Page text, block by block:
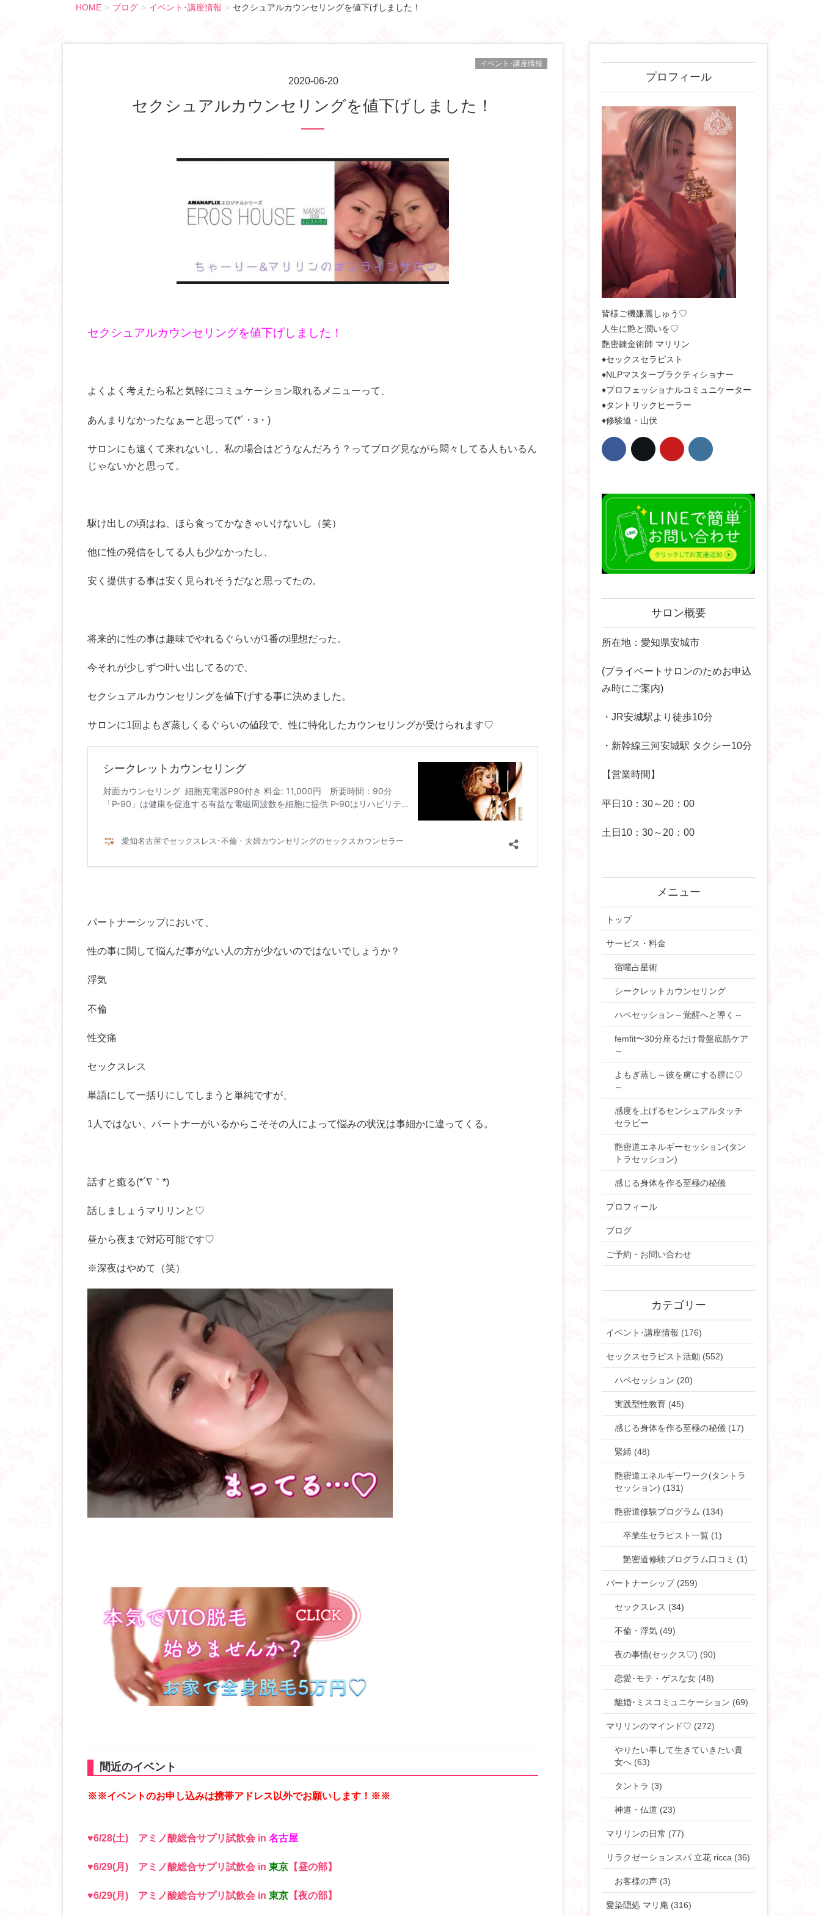
HOME ブログ イベント･講座情報 セクシュアルカウンセリングを値下げしました！
2020-06-20
イベント･講座情報
セクシュアルカウンセリングを値下げしました！
セクシュアルカウンセリングを値下げしました！
よくよく考えたら私と気軽にコミュケーション取れるメニューって、
あんまりなかったなぁーと思って(*´・з・)
サロンにも遠くて来れないし、私の場合はどうなんだろう？ってブログ見ながら悶々してる人もいるん
じゃないかと思って。
駆け出しの頃はね、ほら食ってかなきゃいけないし（笑）
他に性の発信をしてる人も少なかったし、
安く提供する事は安く見られそうだなと思ってたの。
将来的に性の事は趣味でやれるぐらいが1番の理想だった。
今それが少しずつ叶い出してるので、
セクシュアルカウンセリングを値下げする事に決めました。
サロンに1回よもぎ蒸しくるぐらいの値段で、性に特化したカウンセリングが受けられます♡
パートナーシップにおいて、
性の事に関して悩んだ事がない人の方が少ないのではないでしょうか？
浮気
不倫
性交痛
セックスレス
単語にして一括りにしてしまうと単純ですが、
1人ではない、パートナーがいるからこそその人によって悩みの状況は事細かに違ってくる。
話すと癒る(*´∇｀*)
話しましょうマリリンと♡
昼から夜まで対応可能です♡
※深夜はやめて（笑）
間近のイベント
※※イベントのお申し込みは携帯アドレス以外でお願いします！※※
♥6/28(土) アミノ酸総合サプリ試飲会 in 名古屋
♥6/29(月) アミノ酸総合サプリ試飲会 in 東京 【昼の部】
♥6/29(月) アミノ酸総合サプリ試飲会 in 東京 【夜の部】
プロフィール
皆様ご機嫌麗しゅう♡
人生に艶と潤いを♡
艶密錬金術師 マリリン
♦セックスセラピスト
♦NLPマスタープラクティショナー
♦プロフェッショナルコミュニケーター
♦タントリックヒーラー
♦修験道・山伏
サロン概要
所在地：愛知県安城市
(プライベートサロンのためお申込
み時にご案内)
・JR安城駅より徒歩10分
・新幹線三河安城駅 タクシー10分
【営業時間】
平日10：30～20：00
土日10：30～20：00
メニュー
トップ
サービス・料金
宿曜占星術
シークレットカウンセリング
ハペセッション～覚醒へと導く～
femfit〜30分座るだけ骨盤底筋ケア
～
よもぎ蒸し～彼を虜にする膣に♡
～
感度を上げるセンシュアルタッチ
セラピー
艶密道エネルギーセッション(タン
トラセッション)
感じる身体を作る至極の秘儀
プロフィール
ブログ
ご予約・お問い合わせ
カテゴリー
イベント･講座情報 (176)
セックスセラピスト活動 (552)
ハペセッション (20)
実践型性教育 (45)
感じる身体を作る至極の秘儀 (17)
緊縛 (48)
艶密道エネルギーワーク(タントラ
セッション) (131)
艶密道修験プログラム (134)
卒業生セラピスト一覧 (1)
艶密道修験プログラム口コミ (1)
パートナーシップ (259)
セックスレス (34)
不倫・浮気 (49)
夜の事情(セックス♡) (90)
恋愛･モテ・ゲスな女 (48)
離婚･ミスコミュニケーション (69)
マリリンのマインド♡ (272)
やりたい事して生きていきたい貴
女へ (63)
タントラ (3)
神道・仏道 (23)
マリリンの日常 (77)
リラクゼーションスパ 立花 ricca (36)
お客様の声 (3)
愛染隠処 マリ庵 (316)